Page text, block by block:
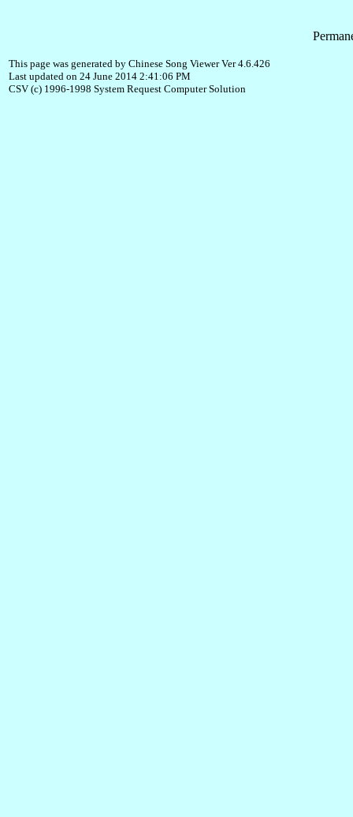
This page was generated by Chinese Song Viewer Ver 4.6.426
Last updated on 24 June 2014 2:41:06 PM
CSV (c) 1996-1998 System Request Computer Solution